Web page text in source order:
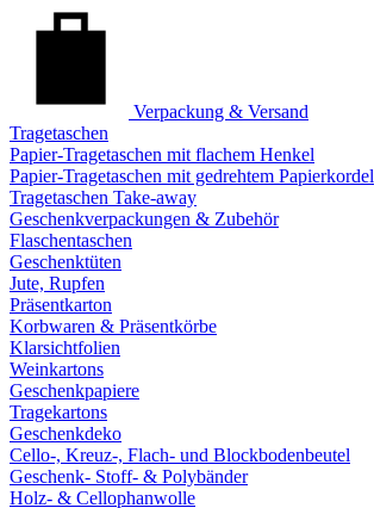
Verpackung & Versand
Tragetaschen
Papier-Tragetaschen mit flachem Henkel
Papier-Tragetaschen mit gedrehtem Papierkordel
Tragetaschen Take-away
Geschenkverpackungen & Zubehör
Flaschentaschen
Geschenktüten
Jute, Rupfen
Präsentkarton
Korbwaren & Präsentkörbe
Klarsichtfolien
Weinkartons
Geschenkpapiere
Tragekartons
Geschenkdeko
Cello-, Kreuz-, Flach- und Blockbodenbeutel
Geschenk- Stoff- & Polybänder
Holz- & Cellophanwolle